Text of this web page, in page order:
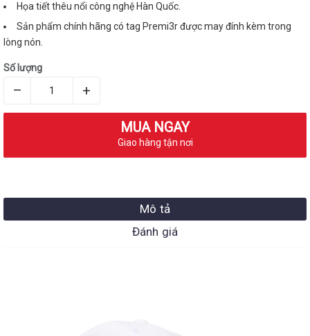
Họa tiết thêu nổi công nghệ Hàn Quốc.
Sản phẩm chính hãng có tag Premi3r được may đính kèm trong
lòng nón.
Số lượng
– +
MUA NGAY
Giao hàng tận nơi
Mô tả
Đánh giá